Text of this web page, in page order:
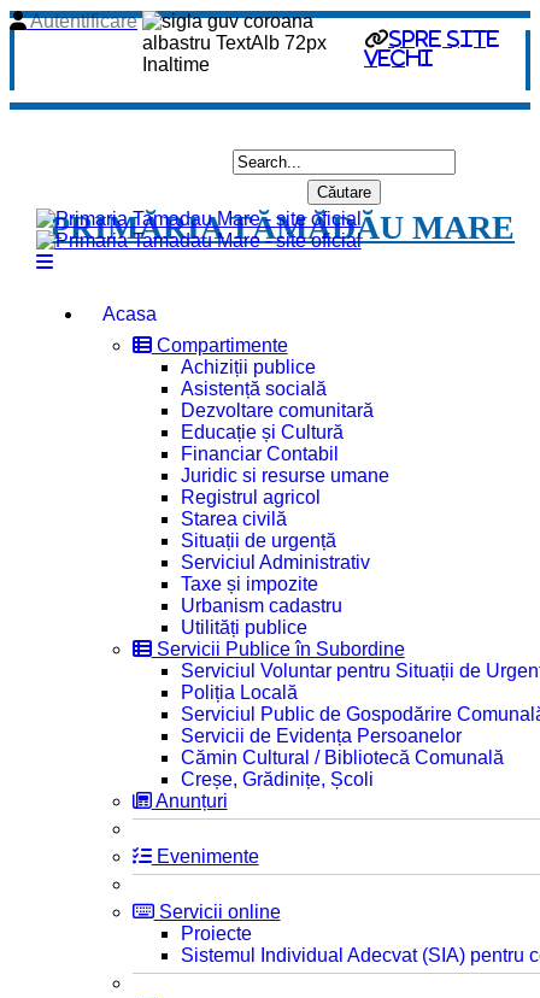
spre site
vechi
Autentificare
PRIMĂRIA TĂMĂDĂU MARE
Acasa
Compartimente
Achiziții publice
Asistență socială
Dezvoltare comunitară
Educație și Cultură
Financiar Contabil
Juridic si resurse umane
Registrul agricol
Starea civilă
Situații de urgență
Serviciul Administrativ
Taxe și impozite
Urbanism cadastru
Utilități publice
Servicii Publice în Subordine
Serviciul Voluntar pentru Situații de
Poliția Locală
Serviciul Public de Gospodărire
Servicii de Evidența Persoanelor
Cămin Cultural / Bibliotecă Comunală
Creșe, Grădinițe, Școli
Anunțuri
Evenimente
Servicii online
Proiecte
Sistemul Individual Adecvat (SIA) pentru